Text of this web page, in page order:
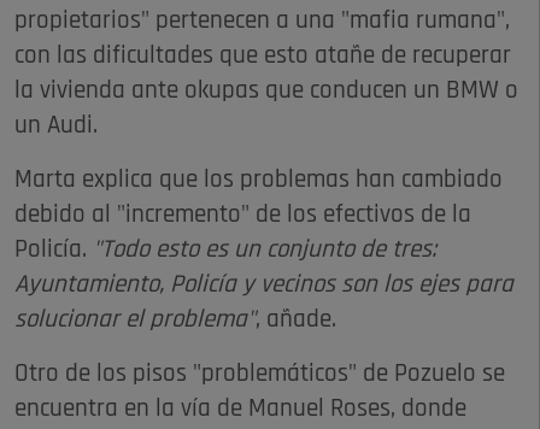
propietarios" pertenecen a una "mafia rumana",
con las dificultades que esto atañe de recuperar
la vivienda ante okupas que conducen un BMW o
un Audi.
Marta explica que los problemas han cambiado
debido al "incremento" de los efectivos de la
Policía. "Todo esto es un conjunto de tres:
Ayuntamiento, Policía y vecinos son los ejes para
solucionar el problema", añade.
Otro de los pisos "problemáticos" de Pozuelo se
encuentra en la vía de Manuel Roses, donde